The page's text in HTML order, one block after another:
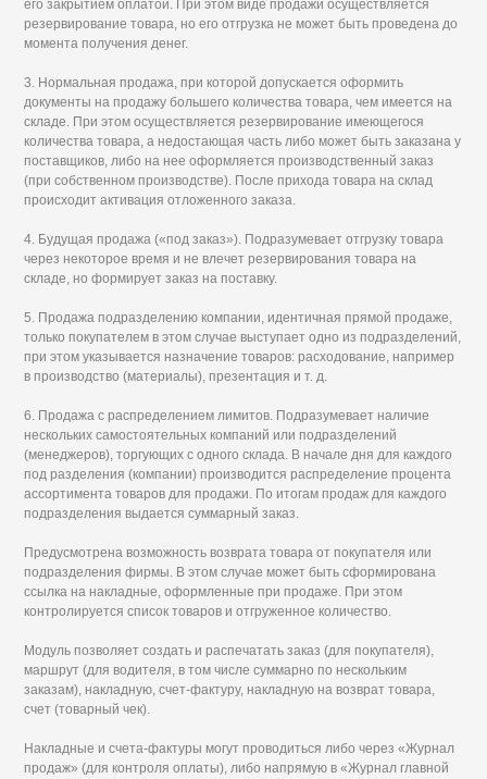
его закрытием оплатой. При этом виде продажи осуществляется
резервирование товара, но его отгрузка не может быть проведена до
момента получения денег.
3. Нормальная продажа, при которой допускается оформить
документы на продажу большего количества товара, чем имеется на
складе. При этом осуществляется резервирование имеющегося
количества товара, а недостающая часть либо может быть заказана у
поставщиков, либо на нее оформляется производственный заказ
(при собственном производстве). После прихода товара на склад
происходит активация отложенного заказа.
4. Будущая продажа («под заказ»). Подразумевает отгрузку товара
через некоторое время и не влечет резервирования товара на
складе, но формирует заказ на поставку.
5. Продажа подразделению компании, идентичная прямой продаже,
только покупателем в этом случае выступает одно из подразделений,
при этом указывается назначение товаров: расходование, например
в производство (материалы), презентация и т. д.
6. Продажа с распределением лимитов. Подразумевает наличие
нескольких самостоятельных компаний или подразделений
(менеджеров), торгующих с одного склада. В начале дня для каждого
под разделения (компании) производится распределение процента
ассортимента товаров для продажи. По итогам продаж для каждого
подразделения выдается суммарный заказ.
Предусмотрена возможность возврата товара от покупателя или
подразделения фирмы. В этом случае может быть сформирована
ссылка на накладные, оформленные при продаже. При этом
контролируется список товаров и отгруженное количество.
Модуль позволяет создать и распечатать заказ (для покупателя),
маршрут (для водителя, в том числе суммарно по нескольким
заказам), накладную, счет-фактуру, накладную на возврат товара,
счет (товарный чек).
Накладные и счета-фактуры могут проводиться либо через «Журнал
продаж» (для контроля оплаты), либо напрямую в «Журнал главной